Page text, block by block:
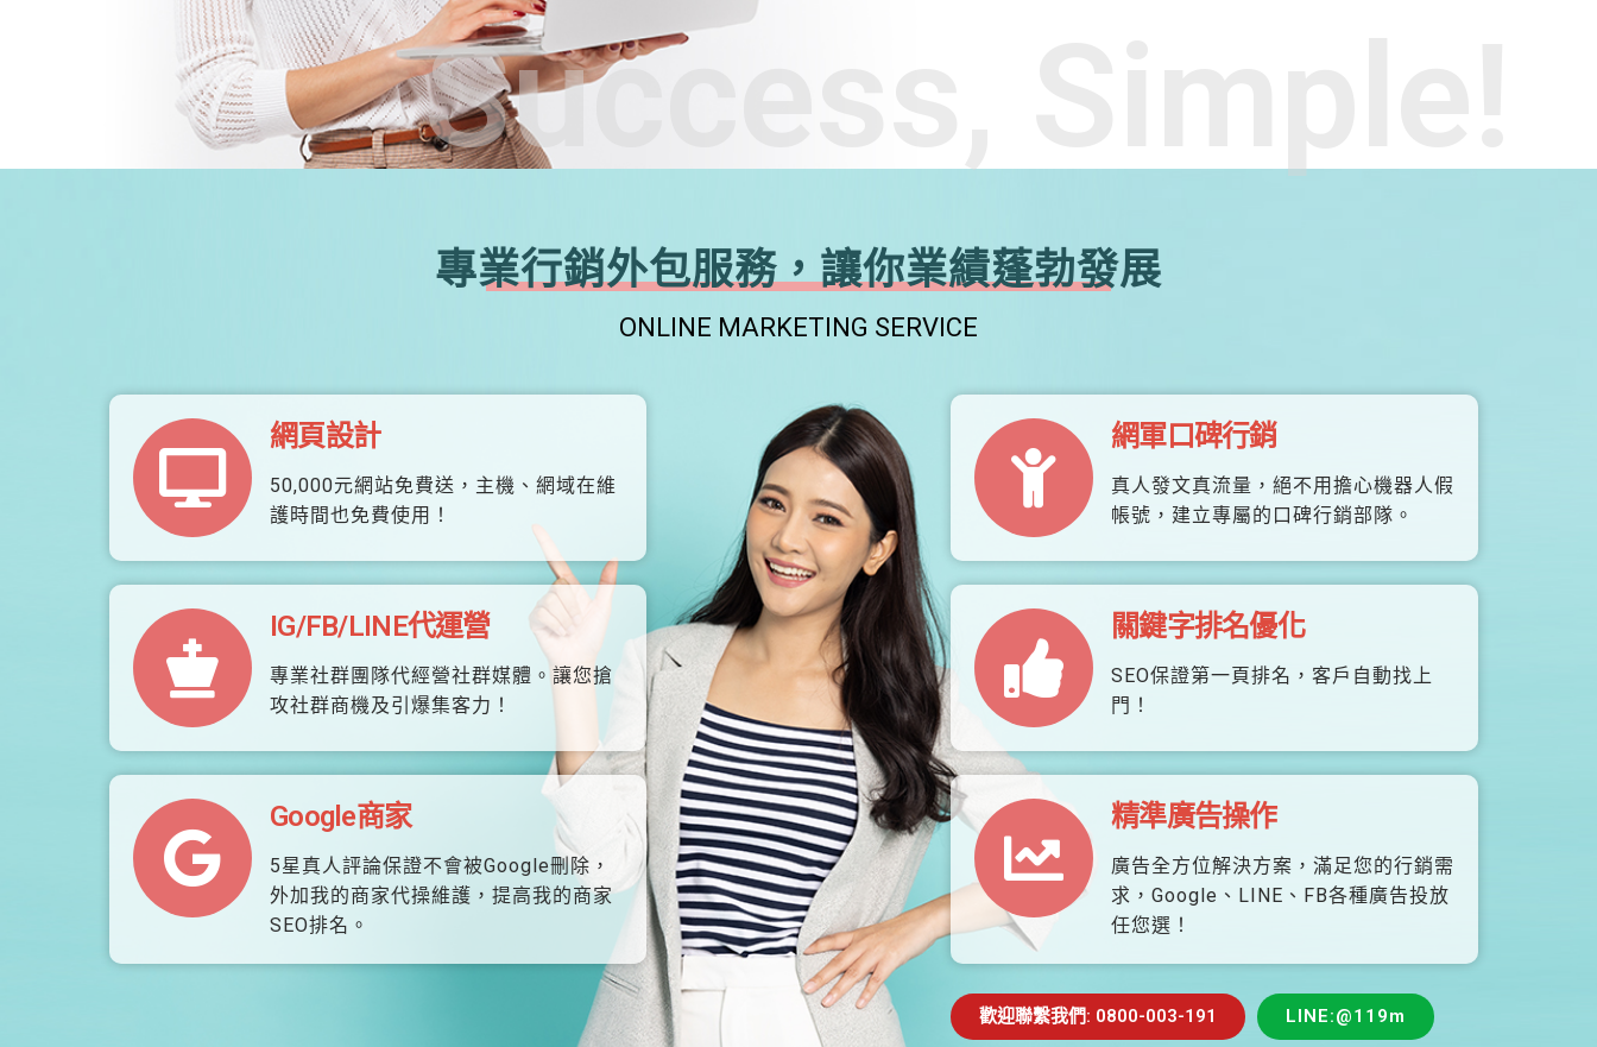
Success, Simple!
專業行銷外包服務，讓你業績蓬勃發展
ONLINE MARKETING SERVICE
網頁設計
50,000元網站免費送，主機、網域在維
護時間也免費使用！
IG/FB/LINE代運營
專業社群團隊代經營社群媒體。讓您搶
攻社群商機及引爆集客力！
Google商家
5星真人評論保證不會被Google刪除，
外加我的商家代操維護，提高我的商家
SEO排名。
網軍口碑行銷
真人發文真流量，絕不用擔心機器人假
帳號，建立專屬的口碑行銷部隊。
關鍵字排名優化
SEO保證第一頁排名，客戶自動找上
門！
精準廣告操作
廣告全方位解決方案，滿足您的行銷需
求，Google、LINE、FB各種廣告投放
任您選！
歡迎聯繫我們: 0800-003-191 LINE:@119m